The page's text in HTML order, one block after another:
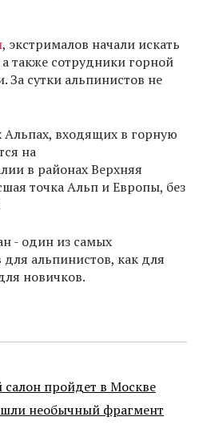
, экстрималов начали искать
также сотрудники горной
сутки альпинистов не
входящих в горную
на
в районах Верхняя
точка Альп и Европы, без
- один из самых
альпинистов, как для
новичков.
пройдет в Москве
необычный фрагмент